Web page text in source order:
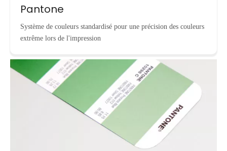
Pantone
Système de couleurs standardisé pour une précision des couleurs
extrême lors de l'impression